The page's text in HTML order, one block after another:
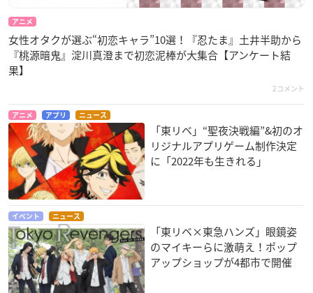
アニメ
女性オタクが選ぶ“初恋キャラ”10選！『忍たま』土井半助から
『桃源暗鬼』淀川真澄まで初恋泥棒が大集合【アンケート結
果】
2コメント
アニメ アプリ ニュース
「東リベ」“聖夜決戦編”&初のオ
リジナルアプリゲーム制作決定
に「2022年も生きれる」
イベント ニュース
「東リベ×東急ハンズ」眼鏡姿
のマイキーらに激萌え！ポップ
アップショップが4都市で開催